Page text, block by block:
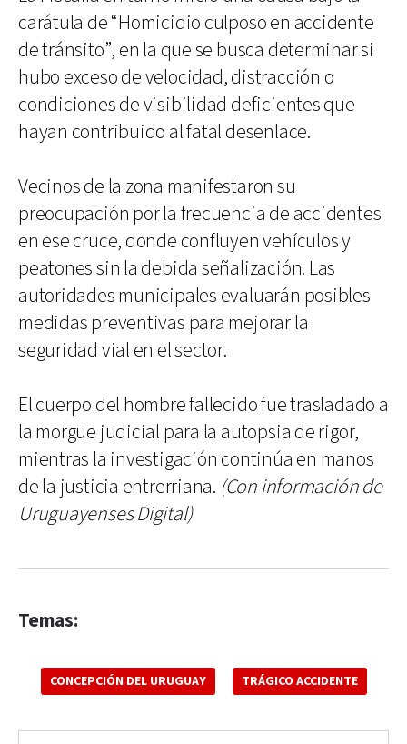
carátula de “Homicidio culposo en accidente
de tránsito”, en la que se busca determinar si
hubo exceso de velocidad, distracción o
condiciones de visibilidad deficientes que
hayan contribuido al fatal desenlace.
Vecinos de la zona manifestaron su
preocupación por la frecuencia de accidentes
en ese cruce, donde confluyen vehículos y
peatones sin la debida señalización. Las
autoridades municipales evaluarán posibles
medidas preventivas para mejorar la
seguridad vial en el sector.
El cuerpo del hombre fallecido fue trasladado a
la morgue judicial para la autopsia de rigor,
mientras la investigación continúa en manos
de la justicia entrerriana. (Con información de
Uruguayenses Digital)
Temas:
CONCEPCIÓN DEL URUGUAY TRÁGICO ACCIDENTE